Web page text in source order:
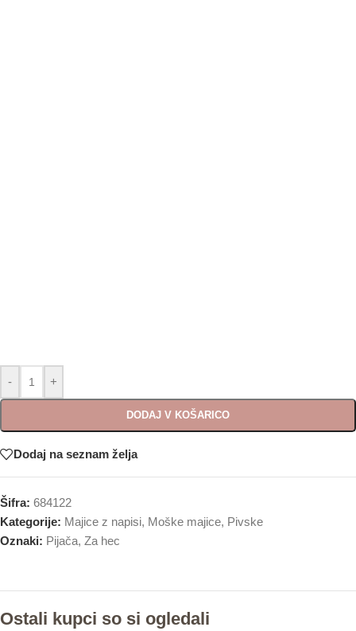
- +
DODAJ V KOŠARICO
Dodaj na seznam želja
Šifra: 684122
Kategorije: Majice z napisi, Moške majice, Pivske
Oznaki: Pijača, Za hec
Ostali kupci so si ogledali